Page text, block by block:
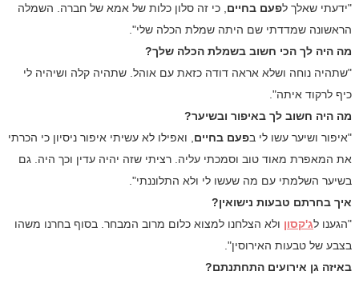
"ידעתי שאלך לפעם בחיים , כי זה סלון כלות של אמא של חברה. השמלה
הראשונה שמדדתי שם היתה שמלת הכלה שלי".
מה היה לך הכי חשוב בשמלת הכלה שלך?
"שתהיה נוחה ושלא אראה דודה כזאת עם אוהל. שתהיה קלה ושיהיה לי
כיף לרקוד איתה".
מה היה חשוב לך באיפור ובשיער?
"איפור ושיער עשו לי בפעם בחיים , ואפילו לא עשיתי איפור ניסיון כי הכרתי
את המאפרת מאוד טוב וסמכתי עליה. רציתי שזה יהיה עדין וכך היה. גם
בשיער השלמתי עם מה שעשו לי ולא התלוננתי".
איך בחרתם טבעות נישואין?
"הגענו לג'קסון ולא הצלחנו למצוא כלום מרוב המבחר. בסוף בחרנו משהו
בצבע של טבעות האירוסין".
באיזה גן אירועים התחתנתם?